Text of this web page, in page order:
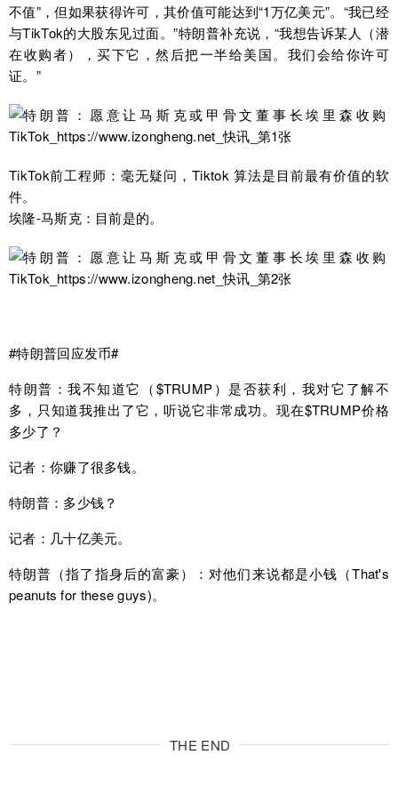
不值”，但如果获得许可，其价值可能达到“1万亿美元”。“我已经
与TikTok的大股东见过面。”特朗普补充说，“我想告诉某人（潜
在收购者），买下它，然后把一半给美国。我们会给你许可
证。”
TikTok前工程师：毫无疑问，Tiktok 算法是目前最有价值的软
件。
埃隆-马斯克：目前是的。
#特朗普回应发币#
特朗普：我不知道它（$TRUMP）是否获利，我对它了解不
多，只知道我推出了它，听说它非常成功。现在$TRUMP价格
多少了？
记者：你赚了很多钱。
特朗普：多少钱？
记者：几十亿美元。
特朗普（指了指身后的富豪）：对他们来说都是小钱（That's
peanuts for these guys)。
THE END